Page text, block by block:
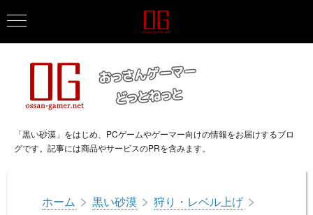
「黒い砂漠」をはじめ、PCゲームやゲーマー向けの情報をお届けするブロ
グです。記事には商品やサービスのPRを含みます。
ホーム > 黒い砂漠 > 狩り・レベル上げ >